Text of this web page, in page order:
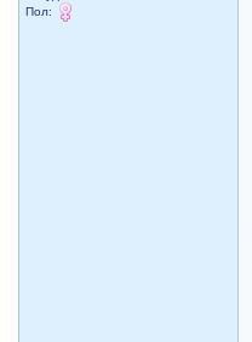
Пол: